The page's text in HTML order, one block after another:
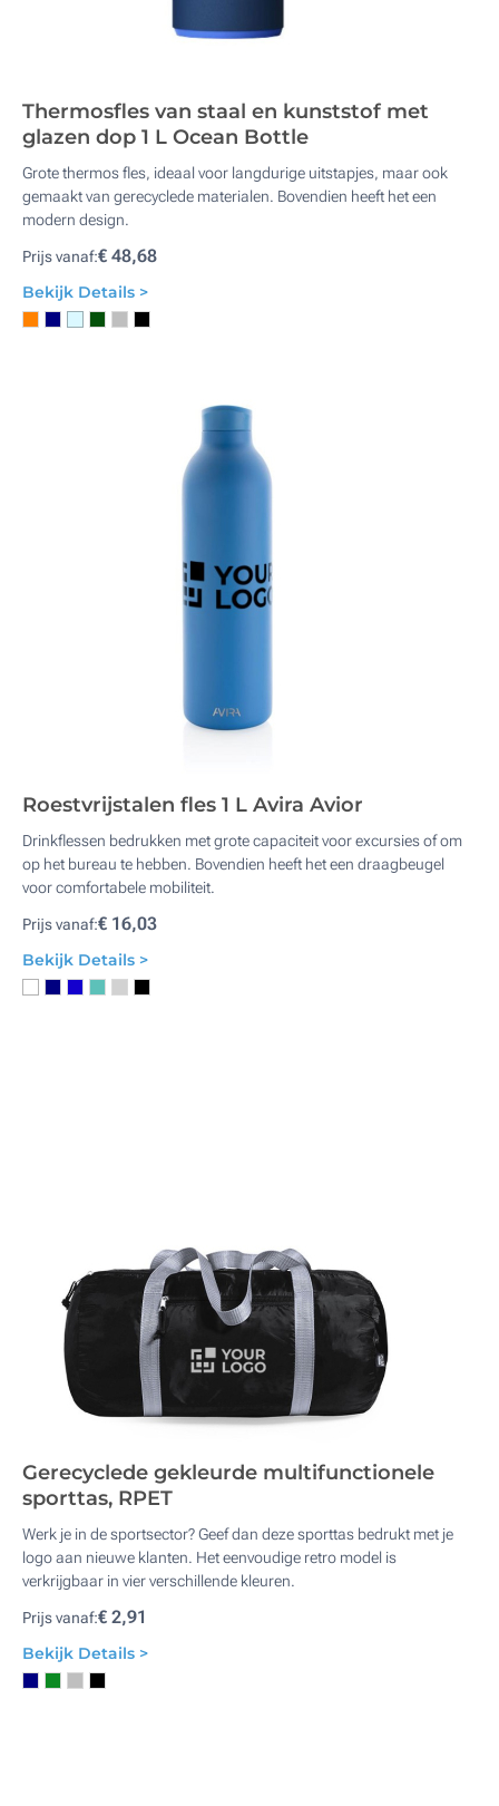
Thermosfles van staal en kunststof met
glazen dop 1 L Ocean Bottle
Grote thermos fles, ideaal voor langdurige uitstapjes, maar ook
gemaakt van gerecyclede materialen. Bovendien heeft het een
modern design.
Prijs vanaf:€ 48,68
Bekijk Details >
Roestvrijstalen fles 1 L Avira Avior
Drinkflessen bedrukken met grote capaciteit voor excursies of om
op het bureau te hebben. Bovendien heeft het een draagbeugel
voor comfortabele mobiliteit.
Prijs vanaf:€ 16,03
Bekijk Details >
Gerecyclede gekleurde multifunctionele
sporttas, RPET
Werk je in de sportsector? Geef dan deze sporttas bedrukt met je
logo aan nieuwe klanten. Het eenvoudige retro model is
verkrijgbaar in vier verschillende kleuren.
Prijs vanaf:€ 2,91
Bekijk Details >